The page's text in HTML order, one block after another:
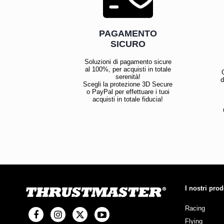
PAGAMENTO
SICURO
Soluzioni di pagamento sicure
al 100%, per acquisti in totale
serenità!
Scegli la protezione 3D Secure
o PayPal per effettuare i tuoi
acquisti in totale fiducia!
I nostri
Racing
Flying